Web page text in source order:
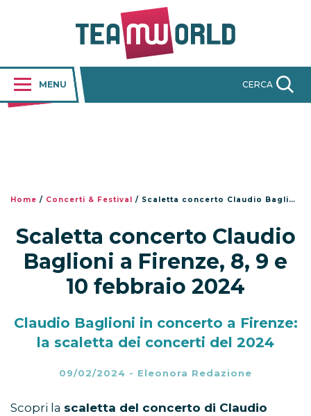
MENU CERCA
Home / Concerti & Festival / Scaletta concerto Claudio Baglioni a Firenze, 8, 9 e 10 febbraio 2024
Scaletta concerto Claudio
Baglioni a Firenze, 8, 9 e
10 febbraio 2024
Claudio Baglioni in concerto a Firenze:
la scaletta dei concerti del 2024
09/02/2024 - Eleonora Redazione
Scopri la scaletta del concerto di Claudio